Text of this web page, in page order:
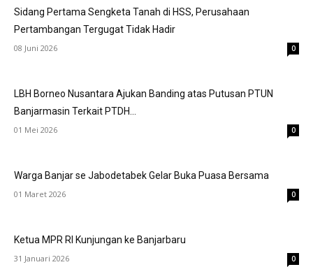
Sidang Pertama Sengketa Tanah di HSS, Perusahaan
Pertambangan Tergugat Tidak Hadir
08 Juni 2026 0
LBH Borneo Nusantara Ajukan Banding atas Putusan PTUN
Banjarmasin Terkait PTDH...
01 Mei 2026 0
Warga Banjar se Jabodetabek Gelar Buka Puasa Bersama
01 Maret 2026 0
Ketua MPR RI Kunjungan ke Banjarbaru
31 Januari 2026 0